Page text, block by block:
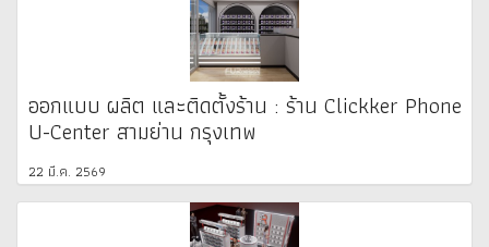
ออกแบบ ผลิต และติดตั้งร้าน : ร้าน Clickker Phone
U-Center สามย่าน กรุงเทพ
22 มี.ค. 2569